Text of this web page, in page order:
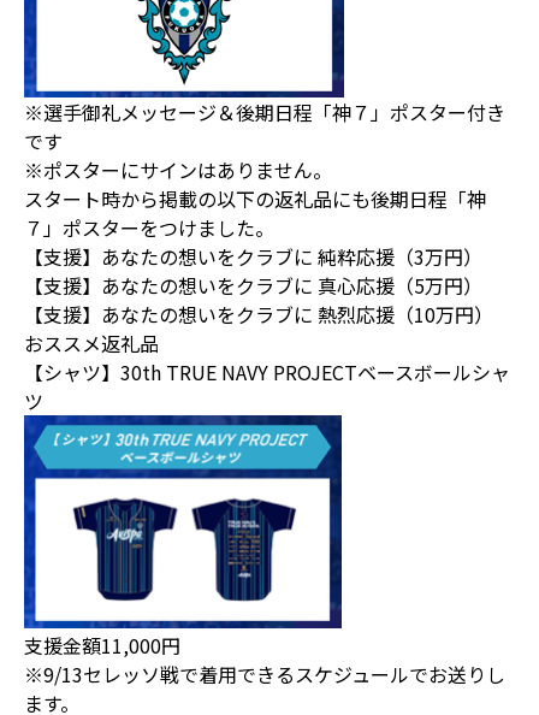
※選手御礼メッセージ＆後期日程「神７」ポスター付き
です
※ポスターにサインはありません。
スタート時から掲載の以下の返礼品にも後期日程「神
７」ポスターをつけました。
【支援】あなたの想いをクラブに 純粋応援（3万円）
【支援】あなたの想いをクラブに 真心応援（5万円）
【支援】あなたの想いをクラブに 熱烈応援（10万円）
おススメ返礼品
【シャツ】30th TRUE NAVY PROJECTベースボールシャ
ツ
支援金額11,000円
※9/13セレッソ戦で着用できるスケジュールでお送りし
ます。